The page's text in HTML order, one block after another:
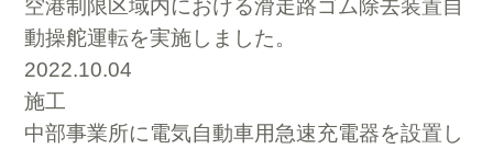
空港制限区域内における滑走路ゴム除去装置自
動操舵運転を実施しました。
2022.10.04
施工
中部事業所に電気自動車用急速充電器を設置し